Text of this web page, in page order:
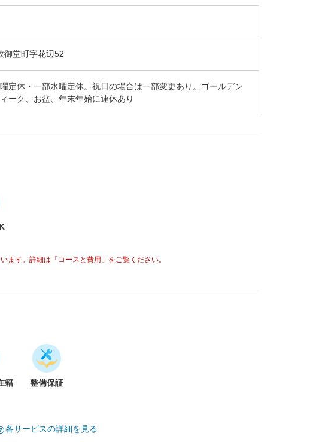
御堂町字花辺52
定休・一部水曜定休。祝日の場合は一部変更あり。ゴールデン
ーク、お盆、年末年始に連休あり
す。詳細は「コースと費用」をご覧ください。
籍 整備保証
各サービスの詳細を見る